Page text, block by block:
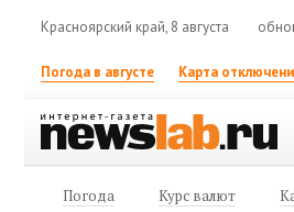
Красноярский край, 8 августа
Погода в августе Карта
Погода Курс валют